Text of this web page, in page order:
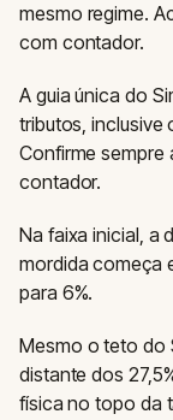
mesmo regime.
com contador.
A guia única do
tributos,
Confirme sempre
contador.
Na faixa inicial, a
mordida começa
para 6%.
Mesmo o teto do
distante dos
física no topo da